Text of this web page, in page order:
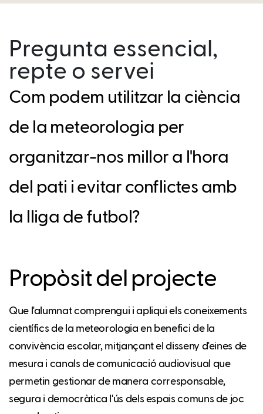
Pregunta essencial,
repte o servei
Com podem utilitzar la ciència
de la meteorologia per
organitzar-nos millor a l'hora
del pati i evitar conflictes amb
la lliga de futbol?
Propòsit del projecte
Que l'alumnat comprengui i apliqui els coneixements
científics de la meteorologia en benefici de la
convivència escolar, mitjançant el disseny d'eines de
mesura i canals de comunicació audiovisual que
permetin gestionar de manera corresponsable,
segura i democràtica l'ús dels espais comuns de joc